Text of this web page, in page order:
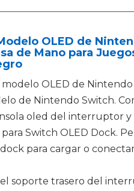
OLED de
de Mano para
OLED de
de Nintendo Switch.
oled del interruptor y
Switch OLED Dock.
para cargar o
soporte trasero del